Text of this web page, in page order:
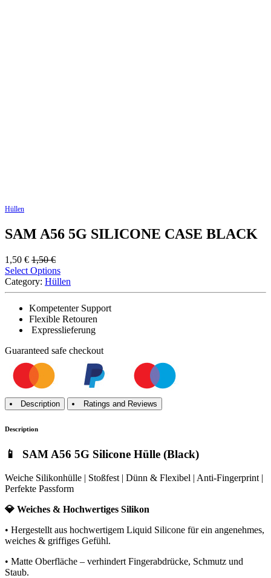
Hüllen
SAM A56 5G SILICONE CASE BLACK
1,50 € 1,50€
Select Options
Category: Hüllen
Kompetenter Support
Flexible Retouren
Expresslieferung
Guaranteed safe checkout
Description Ratings and Reviews
Description
📱 SAM A56 5G Silicone Hülle (Black)
Weiche Silikonhülle | Stoßfest | Dünn & Flexibel | Anti-Fingerprint |
Perfekte Passform
💎 Weiches & Hochwertiges Silikon
• Hergestellt aus hochwertigem Liquid Silicone für ein angenehmes,
weiches & griffiges Gefühl.
• Matte Oberfläche – verhindert Fingerabdrücke, Schmutz und
Staub.